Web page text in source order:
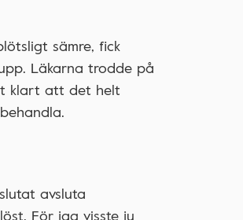
sämre, fick
Läkarna trodde på
klart att det helt
avsluta
För jag visste ju